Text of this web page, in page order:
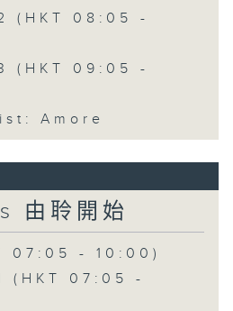
(HKT 08:05 -
(HKT 09:05 -
Amore
由聆開始
07:05 - 10:00)
(HKT 07:05 -